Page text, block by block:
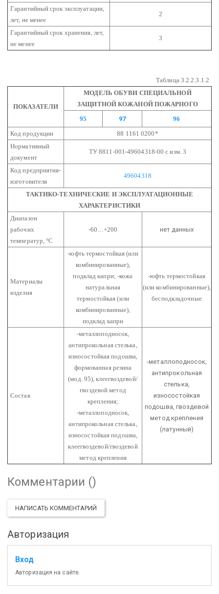
Гарантийный срок эксплуатации,
лет, не менее
2
Гарантийный срок хранения, лет,
не менее
3
Таблица 3.2.2.3.1.2
ПОКАЗАТЕЛИ
МОДЕЛЬ ОБУВИ СПЕЦИАЛЬНОЙ
ЗАЩИТНОЙ КОЖАНОЙ ПОЖАРНОГО
95
97
96
Код продукции
88 1161 0200*
Нормативный
документ
ТУ 8811-001-49604318-00 с изм. 3
Код предприятия-
изготовителя
49604318
ТАКТИКО-ТЕХНИЧЕСКИЕ И ЭКСПЛУАТАЦИОННЫЕ
ХАРАКТЕРИСТИКИ
Диапазон
рабочих
температур, °С
-60…+200 нет данных
Материалы
изделия
-юфть термостойкая (или
комбинированные),
подклад капри; -кожа
натуральная
термостойкая (или
комбинированные),
подклад капри
-юфть термостойкая
(или комбинированные),
бесподкладочные
Состав
-металлоподносок,
антипрокольная стелька,
износостойкая подошва,
формованная резина
(мод. 95), клеегвоздевой/
гвоздевой метод
крепления;
-металлоподносок,
антипрокольная стелька,
износостойкая подошва,
клеегвоздевой/гвоздевой
метод крепления
-металлоподносок,
антипрокольная
стелька,
износостойкая
подошва, гвоздевой
метод крепления
(латунный)
Комментарии ()
НАПИСАТЬ КОММЕНТАРИЙ
Авторизация
Вход
Авторизация на сайте.